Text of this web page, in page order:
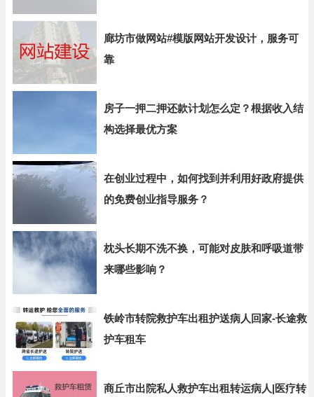
廊坊市做网站#模版网站开发设计，服务可
靠
房子一押二押还款计划怎么定？根据收入结
构选择最优方案
在创业过程中，如何找到并利用好政府提供
的免费创业指导服务？
枕头长期不洗不换，可能对皮肤和呼吸道带
来哪些影响？
铁岭市转院救护车出租护送病人回家-长途救
护车租车
商丘市出院私人救护车出租转运病人|医疗转